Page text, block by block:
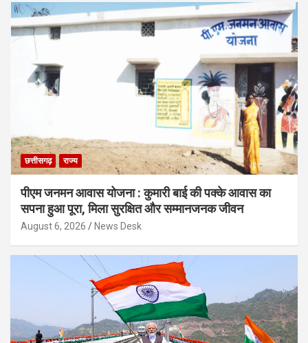
छत्तीसगढ़ राज्य
पीएम जनमन आवास योजना : कुमारी बाई की पक्के आवास का
सपना हुआ पूरा, मिला सुरक्षित और सम्मानजनक जीवन
August 6, 2026 News Desk